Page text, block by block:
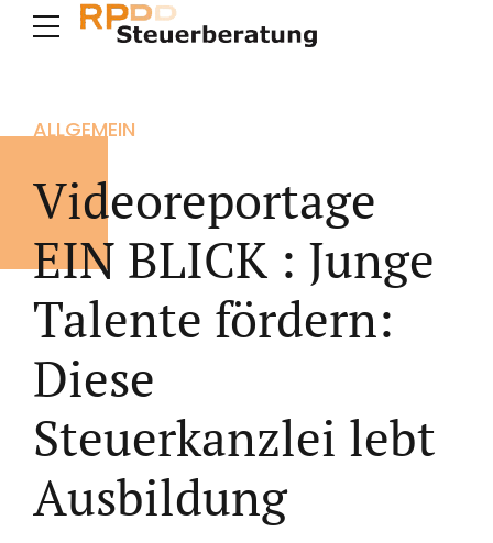
ALLGEMEIN
Videoreportage
EIN BLICK : Junge
Talente fördern:
Diese
Steuerkanzlei lebt
Ausbildung